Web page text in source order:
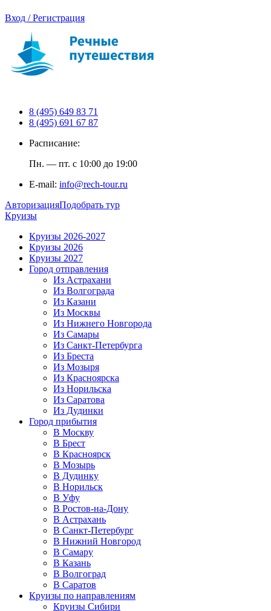
Вход / Регистрация
8 (495) 649 83 71
8 (495) 691 67 87
Расписание:
Пн. — пт. с 10:00 до 19:00
E-mail: info@rech-tour.ru
АвторизацияПодобрать тур
Круизы
Круизы 2026-2027
Круизы 2026
Круизы 2027
Город отправления
Из Астрахани
Из Волгограда
Из Казани
Из Москвы
Из Нижнего Новгорода
Из Самары
Из Санкт-Петербурга
Из Бреста
Из Мозыря
Из Красноярска
Из Норильска
Из Саратова
Из Дудинки
Город прибытия
В Москву
В Брест
В Красноярск
В Мозырь
В Дудинку
В Норильск
В Уфу
В Ростов-на-Дону
В Астрахань
В Санкт-Петербург
В Нижний Новгород
В Самару
В Казань
В Волгоград
В Саратов
Круизы по направлениям
Круизы Сибири